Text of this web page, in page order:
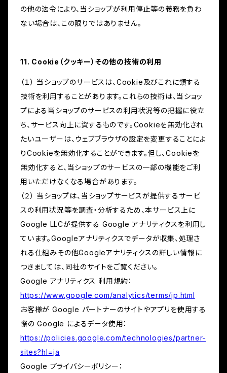
の他の法令により、当ショップが利用停止等の義務を負わ
ない場合は、この限りではありません。
11. Cookie（クッキー）その他の技術の利用
（１） 当ショップのサービスは、Cookie及びこれに類する
技術を利用することがあります。これらの技術は、当ショッ
プによる当ショップのサービスの利用状況等の把握に役立
ち、サービス向上に資するものです。Cookieを無効化され
たいユーザーは、ウェブブラウザの設定を変更することによ
りCookieを無効化することができます。但し、Cookieを
無効化すると、当ショップのサービスの一部の機能をご利
用いただけなくなる場合があります。
（２） 当ショップは、当ショップサービスが提供するサービ
スの利用状況等を調査・分析するため、本サービス上に
Google LLCが提供する Google アナリティクスを利用し
ています。Googleアナリティクスでデータが収集、処理さ
れる仕組みその他Googleアナリティクスの詳しい情報に
つきましては、同社のサイトをご覧ください。
Google アナリティクス 利用規約：
https://www.google.com/analytics/terms/jp.html
お客様が Google パートナーのサイトやアプリを使用する
際の Google によるデータ使用：
https://policies.google.com/technologies/partner-
sites?hl=ja
Google プライバシーポリシー：